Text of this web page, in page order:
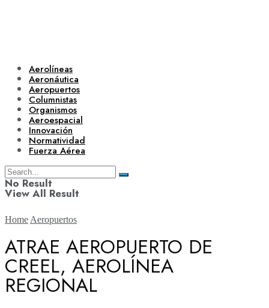
Aerolíneas
Aeronáutica
Aeropuertos
Columnistas
Organismos
Aeroespacial
Innovación
Normatividad
Fuerza Aérea
No Result
View All Result
Aerolíneas
Home Aeropuertos
ATRAE AEROPUERTO DE
CREEL, AEROLÍNEA
REGIONAL